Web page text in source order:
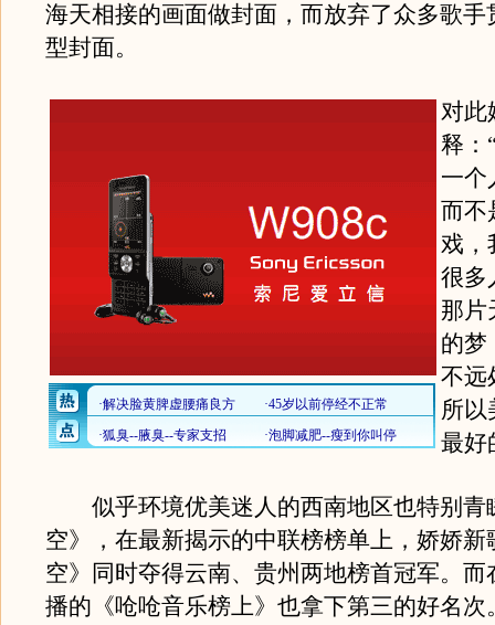
海天相接的画面做封面，而放弃了众多歌手
型封面。
对此
释：
一个
而不
戏，
很多
那片
的梦
不远
所以
最好
似乎环境优美迷人的西南地区也特别青
空》，在最新揭示的中联榜榜单上，娇娇新
空》同时夺得云南、贵州两地榜首冠军。而
播的《呛呛音乐榜上》也拿下第三的好名次